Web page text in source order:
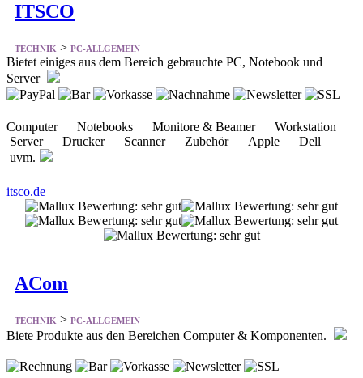
ITSCO
TECHNIK > PC-ALLGEMEIN
Bietet einiges aus dem Bereich gebrauchte PC, Notebook und
Server
Computer Notebooks Monitore & Beamer Workstation
Server Drucker Scanner Zubehör Apple Dell
uvm.
itsco.de
ACom
TECHNIK > PC-ALLGEMEIN
Biete Produkte aus den Bereichen Computer & Komponenten.